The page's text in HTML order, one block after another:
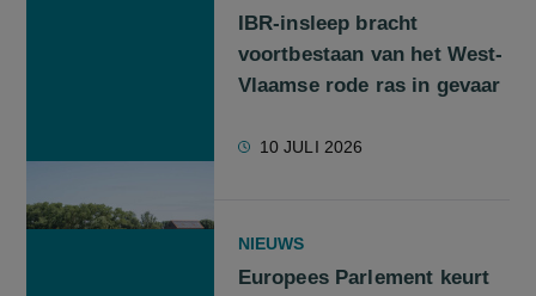
IBR-insleep bracht
voortbestaan van het West-
Vlaamse rode ras in gevaar
10 JULI 2026
NIEUWS
Europees Parlement keurt